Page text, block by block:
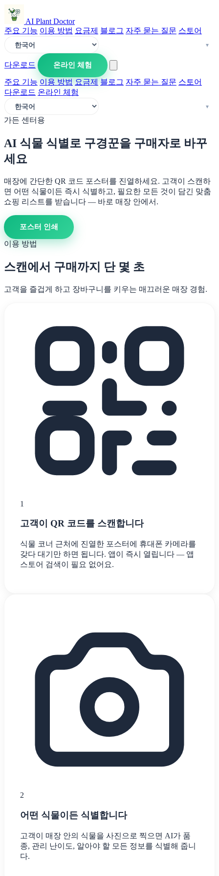
AI Plant Doctor
주요 기능 이용 방법 요금제 블로그 자주 묻는 질문 스토어
다운로드 온라인 체험
주요 기능 이용 방법 요금제 블로그 자주 묻는 질문 스토어
다운로드 온라인 체험
가든 센터용
AI 식물 식별로 구경꾼을 구매자로 바꾸
세요
매장에 간단한 QR 코드 포스터를 진열하세요. 고객이 스캔하
면 어떤 식물이든 즉시 식별하고, 필요한 모든 것이 담긴 맞춤
쇼핑 리스트를 받습니다 — 바로 매장 안에서.
포스터 인쇄
이용 방법
스캔에서 구매까지 단 몇 초
고객을 즐겁게 하고 장바구니를 키우는 매끄러운 매장 경험.
1
고객이 QR 코드를 스캔합니다
식물 코너 근처에 진열한 포스터에 휴대폰 카메라를
갖다 대기만 하면 됩니다. 앱이 즉시 열립니다 — 앱
스토어 검색이 필요 없어요.
2
어떤 식물이든 식별합니다
고객이 매장 안의 식물을 사진으로 찍으면 AI가 품
종, 관리 난이도, 알아야 할 모든 정보를 식별해 줍니
다.